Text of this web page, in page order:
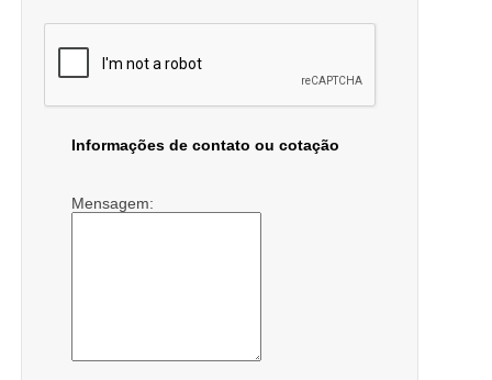
Informações de contato ou cotação
Mensagem: